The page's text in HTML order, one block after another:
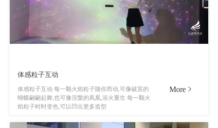
体感粒子互动
体感粒子互动 每一颗火焰粒子随你而动,可像破茧的
蝴蝶翩翩起舞,也可像涅槃的凤凰,浴火重生.每一颗火
焰粒子时时变色,可以凹出更多造型
More